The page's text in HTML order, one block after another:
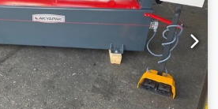
pedala - CE znak/Izjava o
oprema: - Motorno podešavanje
prikaz za zadnji valjak -